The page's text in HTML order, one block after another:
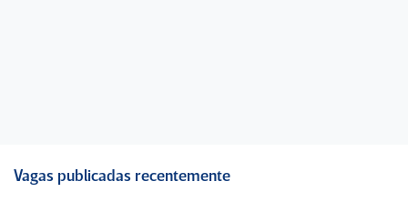
Vagas publicadas recentemente